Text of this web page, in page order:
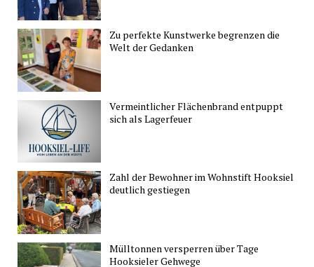
Zu perfekte Kunstwerke begrenzen die
Welt der Gedanken
Vermeintlicher Flächenbrand entpuppt
sich als Lagerfeuer
Zahl der Bewohner im Wohnstift Hooksiel
deutlich gestiegen
Mülltonnen versperren über Tage
Hooksieler Gehwege